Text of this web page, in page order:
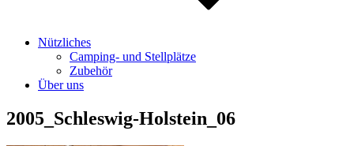
Nützliches
Camping- und Stellplätze
Zubehör
Über uns
2005_Schleswig-Holstein_06